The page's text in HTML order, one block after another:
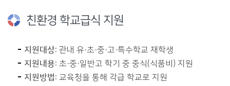
친환경 학교급식 지원
지원대상: 관내 유·초·중·고·특수학교 재학생
지원내용: 초·중·일반고 학기 중 중식(식품비) 지원
지원방법: 교육청을 통해 각급 학교로 지원